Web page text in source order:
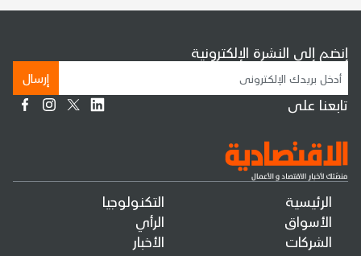
الرئيسية
الأسواق
الشركات
التكنولوجيا
الرأي
الأخبار
إنضم إلى النشرة الإلكترونية
إرسال
تابعنا على